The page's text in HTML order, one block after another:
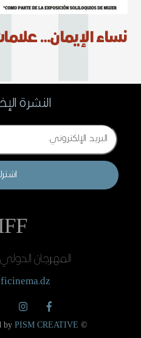
نساء الإيمان…
النشرة
Email
المهرجان الدولي
©
by PISM CREATIVE